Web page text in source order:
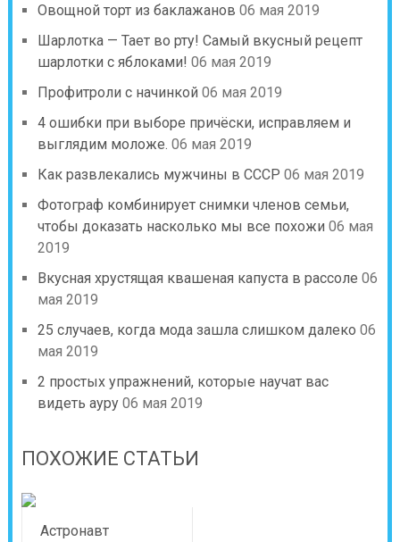
Овощной торт из баклажанов 06 мая 2019
Шарлотка — Тает во рту! Самый вкусный рецепт
шарлотки с яблоками! 06 мая 2019
Профитроли с начинкой 06 мая 2019
4 ошибки при выборе причёски, исправляем и
выглядим моложе. 06 мая 2019
Как развлекались мужчины в СССР 06 мая 2019
Фотограф комбинирует снимки членов семьи,
чтобы доказать насколько мы все похожи 06 мая
2019
Вкусная хрустящая квашеная капуста в рассоле 06
мая 2019
25 случаев, когда мода зашла слишком далеко 06
мая 2019
2 простых упражнений, которые научат вас
видеть ауру 06 мая 2019
ПОХОЖИЕ СТАТЬИ
Астронавт